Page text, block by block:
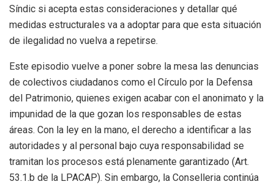
Síndic si acepta estas consideraciones y detallar qué
medidas estructurales va a adoptar para que esta situación
de ilegalidad no vuelva a repetirse.
Este episodio vuelve a poner sobre la mesa las denuncias
de colectivos ciudadanos como el Círculo por la Defensa
del Patrimonio, quienes exigen acabar con el anonimato y la
impunidad de la que gozan los responsables de estas
áreas. Con la ley en la mano, el derecho a identificar a las
autoridades y al personal bajo cuya responsabilidad se
tramitan los procesos está plenamente garantizado (Art.
53.1.b de la LPACAP). Sin embargo, la Conselleria continúa